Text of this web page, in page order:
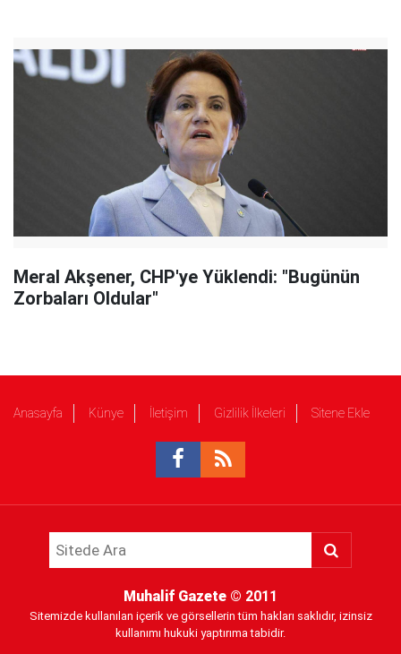
Meral Akşener, CHP'ye Yüklendi: "Bugünün
Zorbaları Oldular"
Anasayfa Künye İletişim Gizlilik İlkeleri Sitene Ekle
Muhalif Gazete © 2011
Sitemizde kullanılan içerik ve görsellerin tüm hakları saklıdır, izinsiz
kullanımı hukuki yaptırıma tabidir.